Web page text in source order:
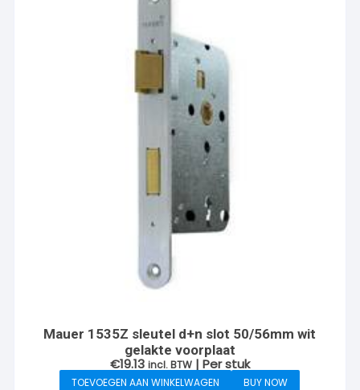
Mauer 1535Z sleutel d+n slot 50/56mm wit
gelakte voorplaat
€19.13 incl. BTW | Per stuk
TOEVOEGEN AAN WINKELWAGEN BUY NOW